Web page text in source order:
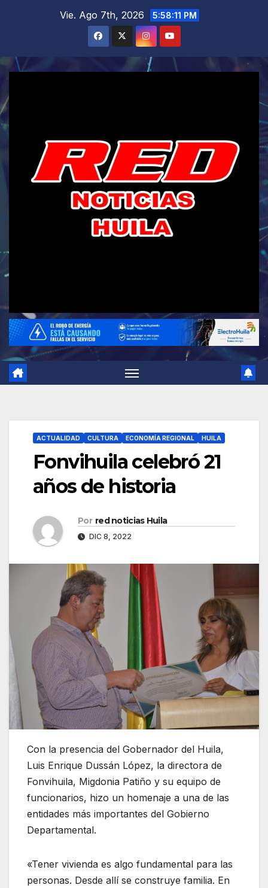
Vie. Ago 7th, 2026 5:58:12 PM
ACTUALIDAD CULTURA ECONOMÍA REGIONAL HUILA
Fonvihuila celebró 21
años de historia
Por red noticias Huila
DIC 8, 2022
Con la presencia del Gobernador del Huila,
Luis Enrique Dussán López, la directora de
Fonvihuila, Migdonia Patiño y su equipo de
funcionarios, hizo un homenaje a una de las
entidades más importantes del Gobierno
Departamental.
«Tener vivienda es algo fundamental para las
personas. Desde allí se construye familia. En